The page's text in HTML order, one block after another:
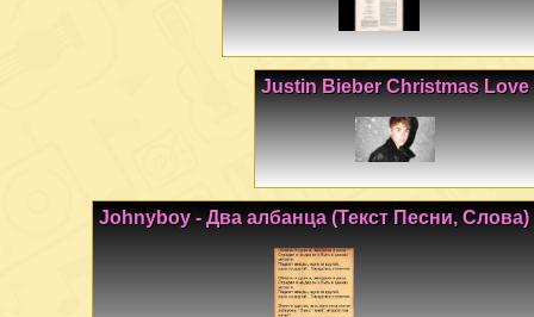
Justin Bieber Christmas Love
Johnyboy - Два албанца (Текст Песни, Слова)